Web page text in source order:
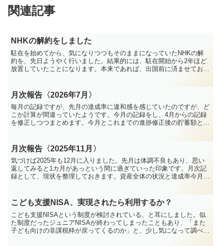
関連記事
NHKの解約をしました
駐在を始めてから、気になりつつもそのままになっていたNHKの解
約を、先日ようやく行いました。結果的には、駐在開始から2年ほど
放置していたことになります。本来であれば、出国前に済ませておく
月次報告〈2026年7月〉
毎月の記録ですが、先月の達成率に違和感を感じていたのですが、ど
こか計算が間違っていたようです。今月の記録をし、4月からの記録
を修正しつつまとめます。今月とこれまでの進捗修正後の貯蓄額と達
月次報告〈2025年11月〉
気づけば2025年も12月に入りました。先月は体調不良もあり、思い
返してみると1カ月があっという間に過ぎていった印象です。月次記
録として、現状を整理しておきます。資産全体の状況と達成率今月の
こども支援NISA、実現されたら利用するか？
こども支援NISAという制度が検討されている、と耳にしました。似
た制度だったジュニアNISAが終わってしまったこともあり、「また
子ども向けの非課税枠が戻ってくるのか」と、少し気になって調べて